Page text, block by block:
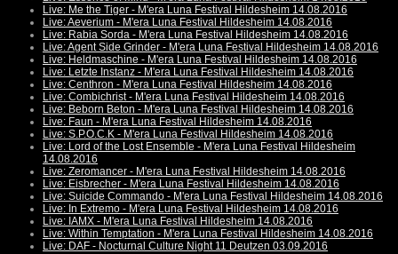
Live: Me the Tiger - M'era Luna Festival Hildesheim 14.08.2016
Live: Aeverium - M'era Luna Festival Hildesheim 14.08.2016
Live: Rabia Sorda - M'era Luna Festival Hildesheim 14.08.2016
Live: Agent Side Grinder - M'era Luna Festival Hildesheim 14.08.2016
Live: Heldmaschine - M'era Luna Festival Hildesheim 14.08.2016
Live: Letzte Instanz - M'era Luna Festival Hildesheim 14.08.2016
Live: Centhron - M'era Luna Festival Hildesheim 14.08.2016
Live: Combichrist - M'era Luna Festival Hildesheim 14.08.2016
Live: Beborn Beton - M'era Luna Festival Hildesheim 14.08.2016
Live: Faun - M'era Luna Festival Hildesheim 14.08.2016
Live: S.P.O.C.K - M'era Luna Festival Hildesheim 14.08.2016
Live: Lord of the Lost Ensemble - M'era Luna Festival Hildesheim
14.08.2016
Live: Zeromancer - M'era Luna Festival Hildesheim 14.08.2016
Live: Eisbrecher - M'era Luna Festival Hildesheim 14.08.2016
Live: Suicide Commando - M'era Luna Festival Hildesheim 14.08.2016
Live: In Extremo - M'era Luna Festival Hildesheim 14.08.2016
Live: IAMX - M'era Luna Festival Hildesheim 14.08.2016
Live: Within Temptation - M'era Luna Festival Hildesheim 14.08.2016
Live: DAF - Nocturnal Culture Night 11 Deutzen 03.09.2016